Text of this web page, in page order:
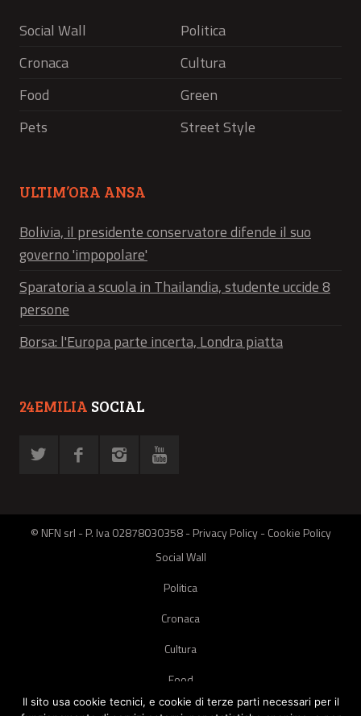
Social Wall
Politica
Cronaca
Cultura
Food
Green
Pets
Street Style
ULTIM’ORA ANSA
Bolivia, il presidente conservatore difende il suo
governo 'impopolare'
Sparatoria a scuola in Thailandia, studente uccide 8
persone
Borsa: l'Europa parte incerta, Londra piatta
24EMILIA SOCIAL
© NFN srl - P. Iva 02878030358 -Privacy Policy-Cookie Policy
Social Wall
Politica
Cronaca
Cultura
Food
Green
Il sito usa cookie tecnici, e cookie di terze parti necessari per il